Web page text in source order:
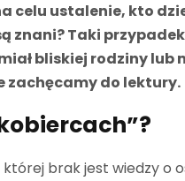
celu ustalenie, kto
znani? Taki
bliskiej rodziny lub
zachęcamy do lektury.
której brak jest wiedzy o